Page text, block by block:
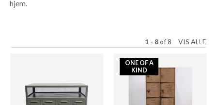
hjem.
1 - 8of8 VIS ALLE
ONE OF A
KIND